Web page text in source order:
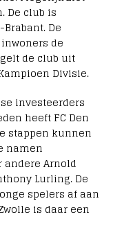
De club is
De
de
de club uit
Divisie.
investeerders
heeft FC Den
stappen kunnen
namen
Arnold
Lurling. De
spelers af aan
is daar een